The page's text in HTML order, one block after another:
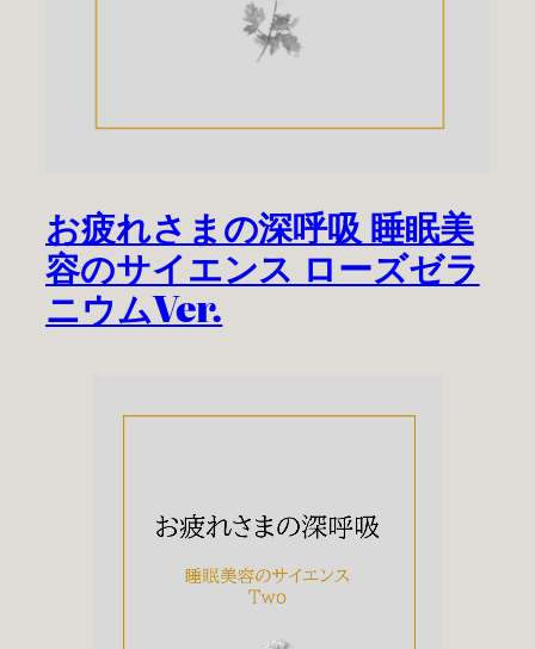
お疲れさまの深呼吸 睡眠美
容のサイエンス ローズゼラ
ニウムVer.